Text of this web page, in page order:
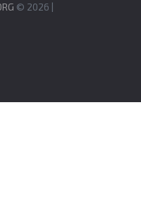
© 2026 |